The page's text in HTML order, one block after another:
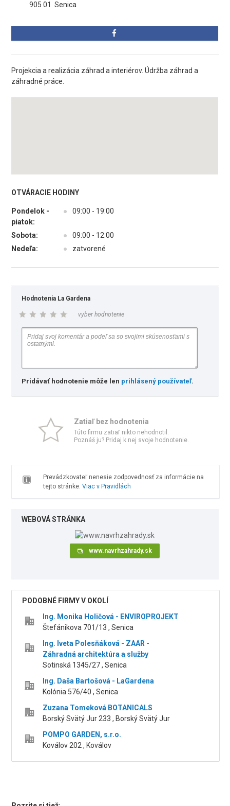
905 01 Senica
Projekcia a realizácia záhrad a interiérov. Údržba záhrad a
záhradné práce.
OTVÁRACIE HODINY
Pondelok -
piatok:
● 09:00 - 19:00
Sobota: ●
09:00 - 12:00
Nedeľa:
● zatvorené
Hodnotenia La Gardena
vyber hodnotenie
Pridávať hodnotenie môže len prihlásený používateľ.
Zatiaľ bez hodnotenia
Túto firmu zatiaľ nikto nehodnotil.
Poznáš ju? Pridaj k nej svoje hodnotenie.
Prevádzkovateľ nenesie zodpovednosť za informácie na
tejto stránke. Viac v Pravidlách
WEBOVÁ STRÁNKA
www.navrhzahrady.sk
PODOBNÉ FIRMY V OKOLÍ
Ing. Monika Holičová - ENVIROPROJEKT
Štefánikova 701/13 , Senica
Ing. Iveta Polesňáková - ZAAR -
Záhradná architektúra a služby
Sotinská 1345/27 , Senica
Ing. Daša Bartošová - LaGardena
Kolónia 576/40 , Senica
Zuzana Tomeková BOTANICALS
Borský Svätý Jur 233 , Borský Svätý Jur
POMPO GARDEN, s.r.o.
Koválov 202 , Koválov